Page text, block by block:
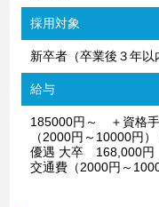
採用対象
新卒者（卒業後３年以
給与
185000円～ ＋資格
（2000円～10000円
優遇 大卒 168,000円
交通費（2000円～